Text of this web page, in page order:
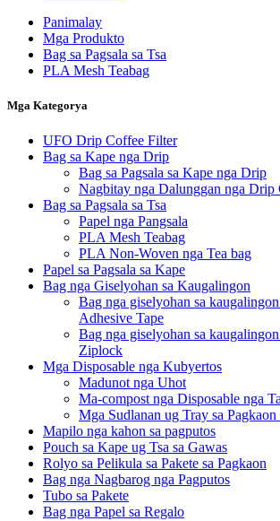
Panimalay
Mga Produkto
Bag sa Pagsala sa Tsa
PLA Mesh Teabag
Mga Kategorya
UFO Drip Coffee Filter
Bag sa Kape nga Drip
Bag sa Pagsala sa Kape nga Drip
Nagbitay nga Dalunggan nga
Bag sa Pagsala sa Tsa
Papel nga Pangsala
PLA Mesh Teabag
PLA Non-Woven nga Tea bag
Papel sa Pagsala sa Kape
Bag nga Giselyohan sa Kaugalingon
Bag nga giselyohan sa
Adhesive Tape
Bag nga giselyohan sa
Ziplock
Mga Disposable nga Kubyertos
Madunot nga Uhot
Ma-compost nga Disposable nga
Mga Sudlanan ug Tray sa
Mapilo nga kahon sa pagputos
Pouch sa Kape ug Tsa sa Gawas
Rolyo sa Pelikula sa Pakete sa Pagkaon
Bag nga Nagbarog nga Pagputos
Tubo sa Pakete
Bag nga Papel sa Regalo